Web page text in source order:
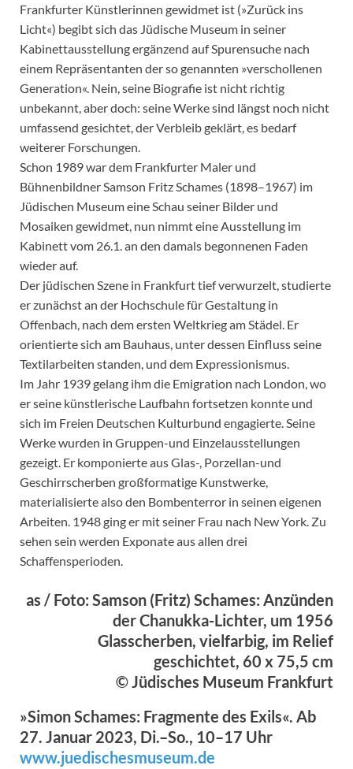
Frankfurter Künstlerinnen gewidmet ist (»Zurück ins
Licht«) begibt sich das Jüdische Museum in seiner
Kabinettausstellung ergänzend auf Spurensuche nach
einem Repräsentanten der so genannten »verschollenen
Generation«. Nein, seine Biografie ist nicht richtig
unbekannt, aber doch: seine Werke sind längst noch nicht
umfassend gesichtet, der Verbleib geklärt, es bedarf
weiterer Forschungen.
Schon 1989 war dem Frankfurter Maler und
Bühnenbildner Samson Fritz Schames (1898–1967) im
Jüdischen Museum eine Schau seiner Bilder und
Mosaiken gewidmet, nun nimmt eine Ausstellung im
Kabinett vom 26.1. an den damals begonnenen Faden
wieder auf.
Der jüdischen Szene in Frankfurt tief verwurzelt, studierte
er zunächst an der Hochschule für Gestaltung in
Offenbach, nach dem ersten Weltkrieg am Städel. Er
orientierte sich am Bauhaus, unter dessen Einfluss seine
Textilarbeiten standen, und dem Expressionismus.
Im Jahr 1939 gelang ihm die Emigration nach London, wo
er seine künstlerische Laufbahn fortsetzen konnte und
sich im Freien Deutschen Kulturbund engagierte. Seine
Werke wurden in Gruppen-und Einzelausstellungen
gezeigt. Er komponierte aus Glas-, Porzellan-und
Geschirrscherben großformatige Kunstwerke,
materialisierte also den Bombenterror in seinen eigenen
Arbeiten. 1948 ging er mit seiner Frau nach New York. Zu
sehen sein werden Exponate aus allen drei
Schaffensperioden.
as / Foto: Samson (Fritz) Schames: Anzünden
der Chanukka-Lichter, um 1956
Glasscherben, vielfarbig, im Relief
geschichtet, 60 x 75,5 cm
© Jüdisches Museum Frankfurt
»Simon Schames: Fragmente des Exils«. Ab
27. Januar 2023, Di.–So., 10–17 Uhr
www.juedischesmuseum.de